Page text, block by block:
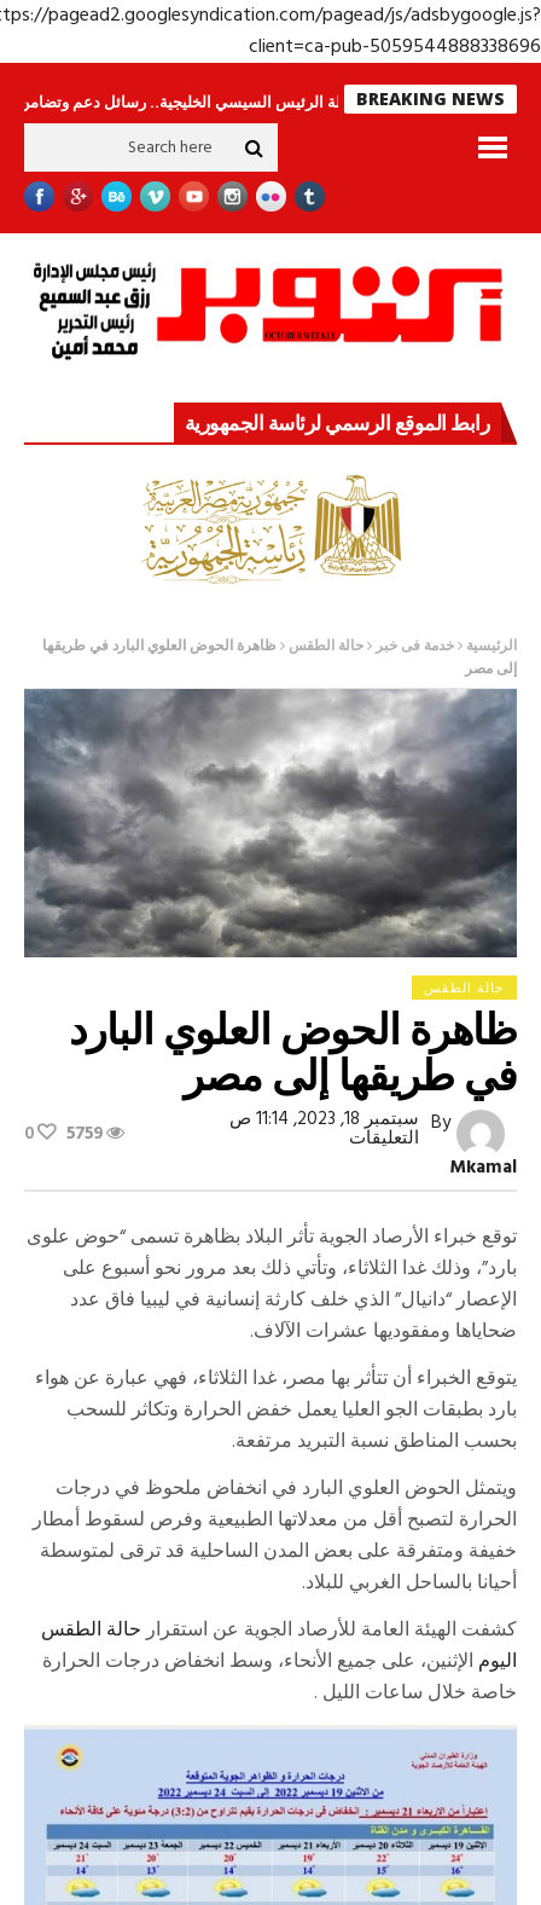
https://pagead2.googlesyndication.com/pagead/js/
client=ca-pub-
BREAKING NEWS
لا ينامون جولة الرئيس السيسي الخليجية.. رسائل دعم وتضامن للأشقاء
رابط الموقع الرسمي لرئاسة الجمهورية
الرئيسية خدمة فى خبر حالة الطقس ظاهرة الحوض العلوي البارد في طريقها
إلى مصر
حالة الطقس
ظاهرة الحوض العلوي البارد
في طريقها إلى مصر
By
Mkamal
سبتمبر 18, 2023, 11:14 ص
التعليقاتعلى
العلوي
في
طريقها
إلى
مصر
مغلقة
5759
0
توقع خبراء الأرصاد الجوية تأثر البلاد بظاهرة تسمى “حوض علوى
بارد”، وذلك غدا الثلاثاء، وتأتي ذلك بعد مرور نحو أسبوع على
الإعصار “دانيال” الذي خلف كارثة إنسانية في ليبيا فاق عدد
ضحاياها ومفقوديها عشرات الآلاف.
يتوقع الخبراء أن تتأثر بها مصر، غدا الثلاثاء، فهي عبارة عن هواء
بارد بطبقات الجو العليا يعمل خفض الحرارة وتكاثر للسحب
بحسب المناطق نسبة التبريد مرتفعة.
ويتمثل الحوض العلوي البارد في انخفاض ملحوظ في درجات
الحرارة لتصبح أقل من معدلاتها الطبيعية وفرص لسقوط أمطار
خفيفة ومتفرقة على بعض المدن الساحلية قد ترقى لمتوسطة
أحيانا بالساحل الغربي للبلاد.
كشفت الهيئة العامة للأرصاد الجوية عن استقرارحالة الطقس
اليومالإثنين، على جميع الأنحاء، وسط انخفاض درجات الحرارة
خاصة خلال ساعات الليل .